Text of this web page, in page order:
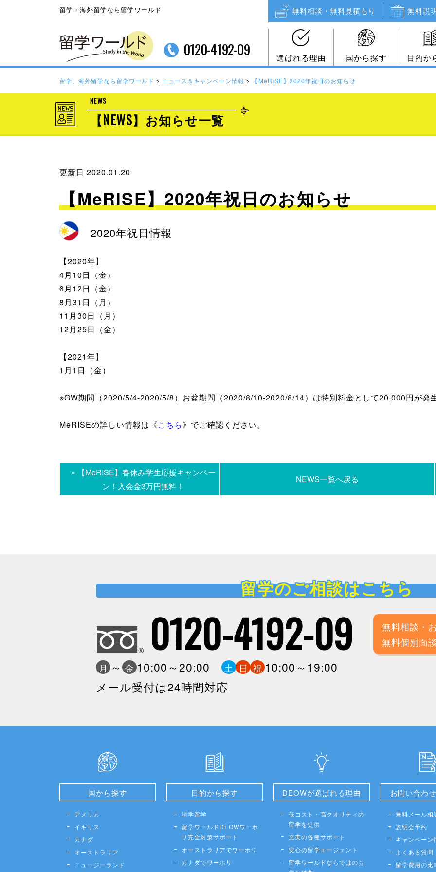
留学・海外留学なら留学ワールド 無料相談・無料見積もり 無料説
0120-4192-09 選ばれる理由 国から探す 目的か
留学、海外留学なら留学ワールド > ニュース＆キャンペーン情報 > 【MeRISE】2020年祝日のお知らせ
NEWS
【NEWS】お知らせ一覧
更新日 2020.01.20
【MeRISE】2020年祝日のお知らせ
2020年祝日情報
【2020年】
4月10日（金）
6月12日（金）
8月31日（月）
11月30日（月）
12月25日（金）
【2021年】
1月1日（金）
※GW期間（2020/5/4-2020/5/8）お盆期間（2020/8/10-2020/8/14）は特別料金として20,000円が発生
MeRISEの詳しい情報は《こちら》でご確認ください。
« 【MeRISE】春休み学生応援キャンペー
ン！入会金3万円無料！
NEWS一覧へ戻る
留学のご相談はこちら
0120-4192-09
月 ～ 金 10:00～20:00 土 日 祝 10:00～19:00
メール受付は24時間対応
無料相談・
無料個別面談
国から探す
アメリカ
イギリス
カナダ
オーストラリア
ニュージーランド
目的から探す
語学留学
留学ワールドDEOWワーホ
リ完全対策サポート
オーストラリアでワーホリ
カナダでワーホリ
DEOWが選ばれる理由
低コスト・高クオリティの
留学を提供
充実の各種サポート
安心の留学エージェント
留学ワールドならではのお
お問い合わ
無料メール相
説明会予約
キャンペーン
よくある質問
留学費用の比